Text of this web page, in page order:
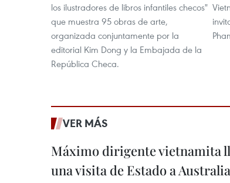
los ilustradores de libros infantiles checos"
que muestra 95 obras de arte,
organizada conjuntamente por la
editorial Kim Dong y la Embajada de la
República Checa.
VER MÁS
Máximo dirigente vietnamita
una visita de Estado a Australia